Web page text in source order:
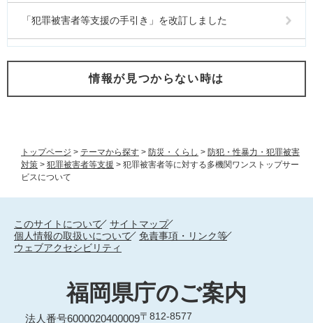
トップページ > テーマから探す > 防災・くらし > 防犯・性暴力・犯罪被害
対策 > 犯罪被害者等支援 > 犯罪被害者等に対する多機関ワンストップサー
ビスについて
「犯罪被害者等支援の手引き」を改訂しました
情報が見つからない時は
このサイトについて
サイトマップ
個人情報の取扱いについて
免責事項・リンク等
ウェブアクセシビリティ
福岡県庁のご案内
法人番号6000020400009〒812-8577